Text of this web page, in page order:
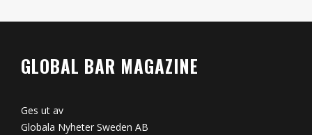
GLOBAL BAR MAGAZINE
Ges ut av
Globala Nyheter Sweden AB